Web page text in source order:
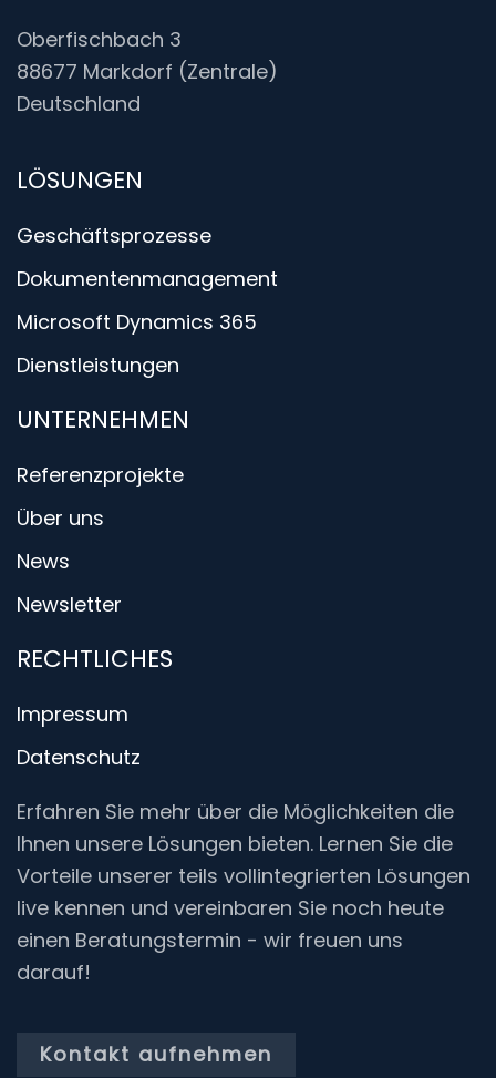
Oberfischbach 3
88677 Markdorf (Zentrale)
Deutschland
LÖSUNGEN
Geschäfts­prozesse
Dokumentenmanagement
Microsoft Dynamics 365
Dienstleistungen
UNTERNEHMEN
Referenz­projekte
Über uns
News
Newsletter
RECHTLICHES
Impressum
Datenschutz
Erfahren Sie mehr über die Möglichkeiten die
Ihnen unsere Lösungen bieten. Lernen Sie die
Vorteile unserer teils vollintegrierten Lösungen
live kennen und vereinbaren Sie noch heute
einen Beratungstermin - wir freuen uns
darauf!
Kontakt aufnehmen